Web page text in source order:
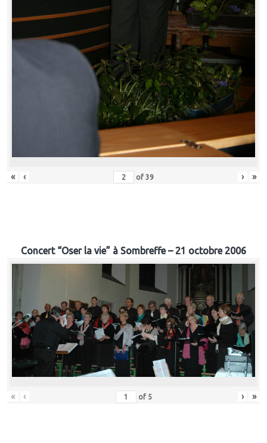
« ‹ of 39 › »
Concert “Oser la vie” à Sombreffe – 21 octobre 2006
« ‹ of 5 › »